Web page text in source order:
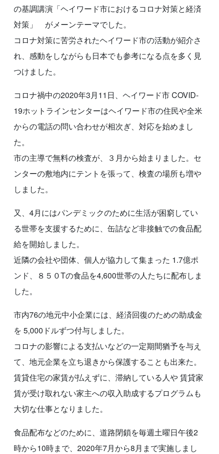
の基調講演「ヘイワード市におけるコロナ対策と経済
対策」 がメーンテーマでした。
コロナ対策に苦労されたヘイワード市の活動が紹介さ
れ、感動をしながらも日本でも参考になる点を多く見
つけました。
コロナ禍中の2020年3月11日、ヘイワード市 COVID-
19ホットラインセンターはヘイワード市の住民や全米
からの電話の問い合わせが相次ぎ、対応を始めまし
た。
市の主導で無料の検査が、３月から始まりました。セ
ンターの敷地内にテントを張って、検査の場所も増や
しました。
又、4月にはパンデミックのために生活が困窮してい
る世帯を支援するために、缶詰など非接触での食品配
給を開始しました。
近隣の会社や団体、個人が協力して集まった 1.7億ポ
ンド、８５０Tの食品を4,600世帯の人たちに配布しま
した。
市内76の地元中小企業には、経済回復のための助成金
を 5,000ドルずつ付与しました。
コロナの影響による支払いなどの一定期間猶予を与え
て、地元企業を立ち退きから保護することも出来た。
賃貸住宅の家賃が払えずに、滞納している人や 賃貸家
賃が受け取れない家主への収入助成するプログラムも
大切な仕事となりました。
食品配布などのために、道路閉鎖を毎週土曜日午後2
時から10時まで、2020年7月から8月まで実施しまし